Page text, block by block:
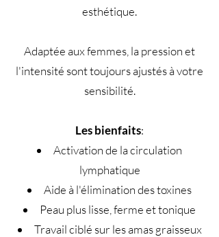
esthétique.
Adaptée aux femmes, la pression et
l'intensité sont toujours ajustés à votre
sensibilité.
Les bienfaits:
Activation de la circulation
lymphatique
Aide à l'élimination des toxines
Peau plus lisse, ferme et tonique
Travail ciblé sur les amas graisseux